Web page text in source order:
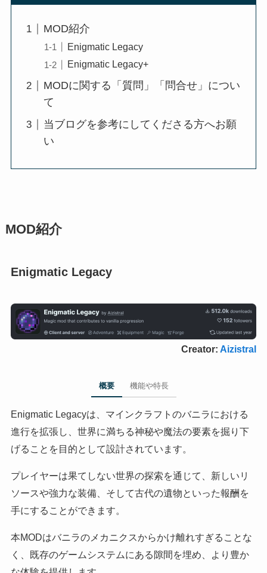
MOD紹介
Enigmatic Legacy
Enigmatic Legacy+
MODに関する「質問」「問合せ」につい
て
当ブログを参考にしてくださる方へお願
い
MOD紹介
Enigmatic Legacy
Creator:Aizistral
概要 機能や特長
Enigmatic Legacyは、マインクラフトのバニラにおける
進行を拡張し、世界に満ちる神秘や魔法の要素を掘り下
げることを目的として設計されています。
プレイヤーは果てしない世界の探索を通じて、新しいリ
ソースや強力な装備、そして古代の遺物といった報酬を
手にすることができます。
本MODはバニラのメカニクスからかけ離れすぎることな
く、既存のゲームシステムにある隙間を埋め、より豊か